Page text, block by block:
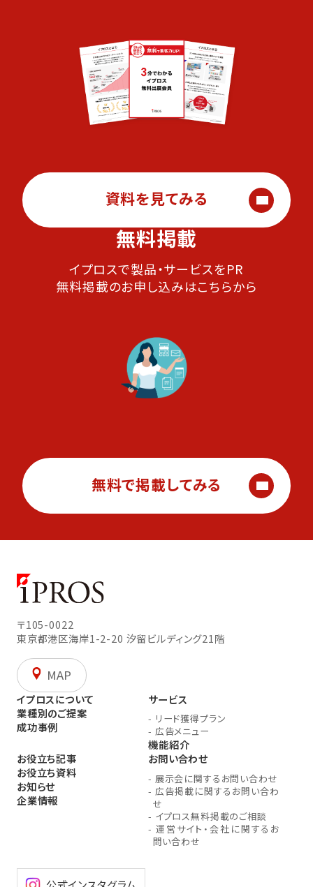
資料を見てみる
無料掲載
イプロスで製品・サービスをPR
無料掲載のお申し込みはこちらから
無料で掲載してみる
〒105-0022
東京都港区海岸1-2-20 汐留ビルディング21階
MAP
イプロスについて
業種別のご提案
成功事例
サービス
- リード獲得プラン
- 広告メニュー
機能紹介
お役立ち記事
お役立ち資料
お知らせ
企業情報
お問い合わせ
- 展示会に関するお問い合わせ
- 広告掲載に関するお問い合わ
せ
- イプロス無料掲載のご相談
- 運営サイト・会社に関するお
問い合わせ